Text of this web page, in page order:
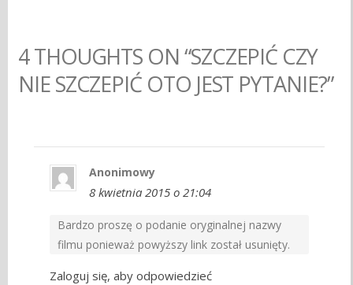
4 THOUGHTS ON “SZCZEPIĆ CZY
NIE SZCZEPIĆ OTO JEST PYTANIE?”
Anonimowy
8 kwietnia 2015 o 21:04
Bardzo proszę o podanie oryginalnej nazwy
filmu ponieważ powyższy link został usunięty.
Zaloguj się, aby odpowiedzieć